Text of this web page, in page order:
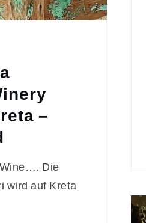
–
Die
wird auf Kreta